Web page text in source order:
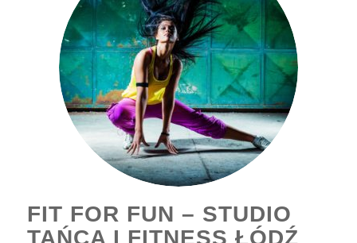
FIT FOR FUN – STUDIO
TAŃCA I FITNESS ŁÓDŹ